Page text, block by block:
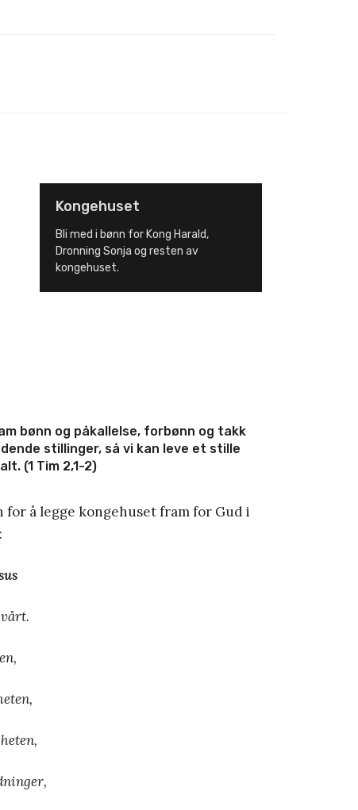
Kongehuset
Bli med i bønn for Kong Harald,
Dronning Sonja og resten av
kongehuset.
bønn og påkallelse, forbønn og takk
stillinger, så vi kan leve et stille
(1 Tim 2,1-2)
for å legge kongehuset fram for Gud i